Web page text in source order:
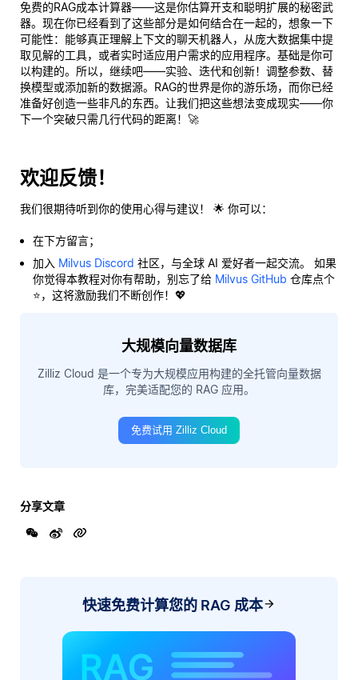
免费的RAG成本计算器——这是你估算开支和聪明扩展的秘密武
器。现在你已经看到了这些部分是如何结合在一起的，想象一下
可能性：能够真正理解上下文的聊天机器人，从庞大数据集中提
取见解的工具，或者实时适应用户需求的应用程序。基础是你可
以构建的。所以，继续吧——实验、迭代和创新！调整参数、替
换模型或添加新的数据源。RAG的世界是你的游乐场，而你已经
准备好创造一些非凡的东西。让我们把这些想法变成现实——你
下一个突破只需几行代码的距离！🚀
欢迎反馈！
我们很期待听到你的使用心得与建议！ 🌟 你可以：
在下方留言；
加入 Milvus Discord 社区，与全球 AI 爱好者一起交流。 如果
你觉得本教程对你有帮助，别忘了给 Milvus GitHub 仓库点个
⭐，这将激励我们不断创作！💖
大规模向量数据库
Zilliz Cloud 是一个专为大规模应用构建的全托管向量数据
库，完美适配您的 RAG 应用。
免费试用 Zilliz Cloud
分享文章
快速免费计算您的 RAG 成本